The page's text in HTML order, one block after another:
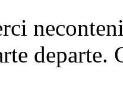
departe.